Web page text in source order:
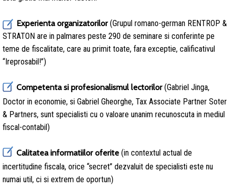
Experienta organizatorilor(Grupul romano-german RENTROP &
STRATON are in palmares peste 290 de seminare si conferinte pe
teme de fiscalitate, care au primit toate, fara exceptie, calificativul
“Ireprosabil!”)
Competenta si profesionalismul lectorilor(Gabriel Jinga,
Doctor in economie, si Gabriel Gheorghe, Tax Associate Partner Soter
& Partners, sunt specialisti cu o valoare unanim recunoscuta in mediul
fiscal-contabil)
Calitatea informatiilor oferite (in contextul actual de
incertitudine fiscala, orice “secret” dezvaluit de specialisti este nu
numai util, ci si extrem de oportun)